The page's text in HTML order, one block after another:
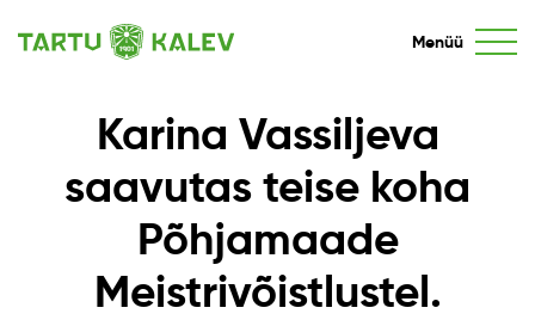
Menüü
Karina Vassiljeva
saavutas teise koha
Põhjamaade
Meistrivõistlustel.